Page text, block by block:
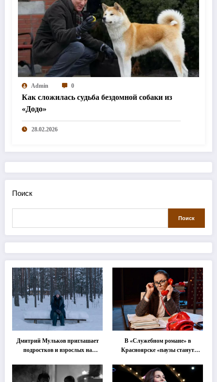
Admin 0
Как сложилась судьба бездомной собаки из
«Додо»
28.02.2026
Поиск
Поиск
Дмитрий Мульков приглашает
подростков и взрослых на
В «Служебном романе» в
Красноярске «паузы станут